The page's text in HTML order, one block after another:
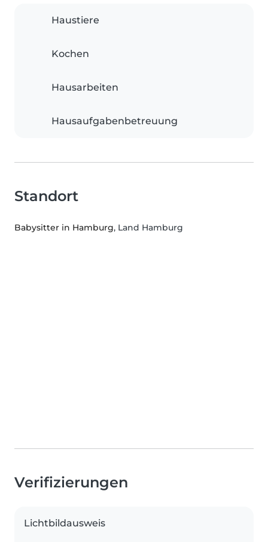
Haustiere
Kochen
Hausarbeiten
Hausaufgabenbetreuung
Standort
Babysitter in Hamburg, Land Hamburg
Verifizierungen
Lichtbildausweis